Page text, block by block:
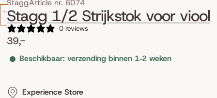
StaggArticle nr. 6074
Stagg 1/2 Strijkstok voor viool
0 reviews
39,-
Beschikbaar: verzending binnen 1‑2 weken
Experience Store